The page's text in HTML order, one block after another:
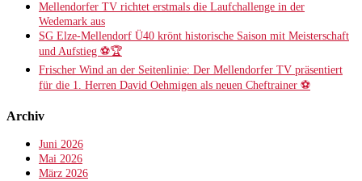
Mellendorfer TV richtet erstmals die Laufchallenge in der
Wedemark aus
SG Elze-Mellendorf Ü40 krönt historische Saison mit Meisterschaft
und Aufstieg ⚽️🏆
Frischer Wind an der Seitenlinie: Der Mellendorfer TV präsentiert
für die 1. Herren David Oehmigen als neuen Cheftrainer ⚽️
Archiv
Juni 2026
Mai 2026
März 2026